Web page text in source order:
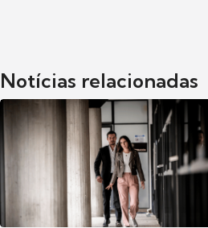
Notícias relacionadas